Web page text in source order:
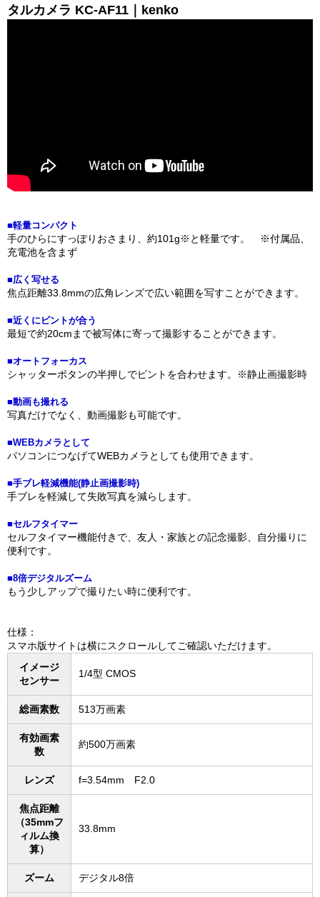
タルカメラ KC-AF11｜kenko
■軽量コンパクト
手のひらにすっぽりおさまり、約101g※と軽量です。 ※付属品、
充電池を含まず
■広く写せる
焦点距離33.8mmの広角レンズで広い範囲を写すことができます。
■近くにピントが合う
最短で約20cmまで被写体に寄って撮影することができます。
■オートフォーカス
シャッターボタンの半押しでピントを合わせます。※静止画撮影時
■動画も撮れる
写真だけでなく、動画撮影も可能です。
■WEBカメラとして
パソコンにつなげてWEBカメラとしても使用できます。
■手ブレ軽減機能(静止画撮影時)
手ブレを軽減して失敗写真を減らします。
■セルフタイマー
セルフタイマー機能付きで、友人・家族との記念撮影、自分撮りに
便利です。
■8倍デジタルズーム
もう少しアップで撮りたい時に便利です。
仕様：
スマホ版サイトは横にスクロールしてご確認いただけます。
イメージ
センサー
1/4型 CMOS
総画素数 513万画素
有効画素
数
約500万画素
レンズ f=3.54mm F2.0
焦点距離
（35mmフ
ィルム換
算）
33.8mm
ズーム デジタル8倍